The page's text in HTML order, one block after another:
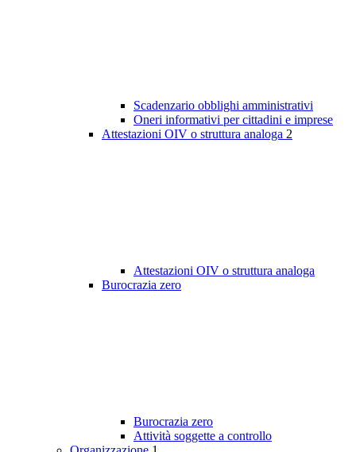
Scadenzario obblighi amministrativi
Oneri informativi per cittadini e imprese
Attestazioni OIV o struttura analoga 2
Attestazioni OIV o struttura analoga
Burocrazia zero
Burocrazia zero
Attività soggette a controllo